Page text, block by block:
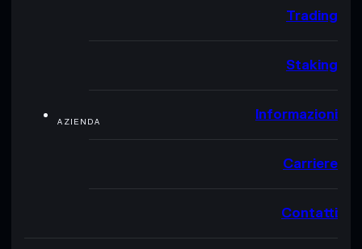
Trading
Staking
AZIENDA Informazioni
Carriere
Contatti